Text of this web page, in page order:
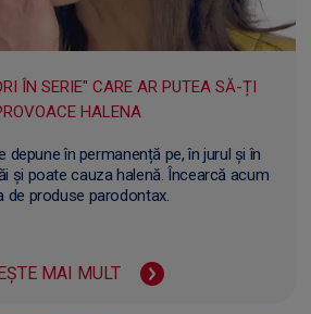
ÎN SERIE" CARE AR PUTEA SĂ-ȚI
HALENA
depune în permanență pe, în jurul și în
și poate cauza halenă. Încearcă acum
de produse parodontax.
MAI MULT